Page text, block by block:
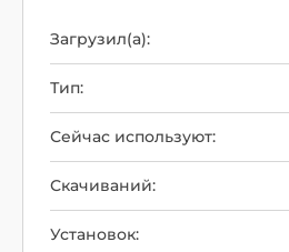
Загрузил(а):
Тип:
Сейчас используют:
Скачиваний:
Установок: